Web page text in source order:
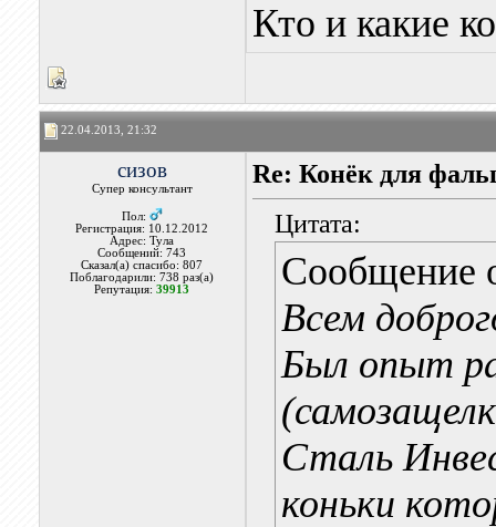
Кто и какие
22.04.2013, 21:32
сизов
Супер консультант
Пол:
Регистрация: 10.12.2012
Адрес: Тула
Сообщений: 743
Сказал(а) спасибо: 807
Поблагодарили: 738 раз(а)
Репутация:39913
Re: Конёк для
Цитата:
Сообщение
Всем
Был опыт
Сталь
коньки